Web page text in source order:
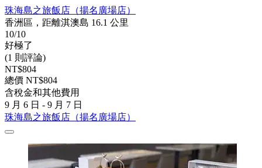
珠海島之旅飯店（揚名廣場店）
香洲區，距離淇澳島 16.1 公里
10/10
好極了
(1 則評論)
NT$804
總價 NT$804
含稅金和其他費用
9 月 6 日 - 9 月 7 日
珠海島之旅飯店（揚名廣場店）